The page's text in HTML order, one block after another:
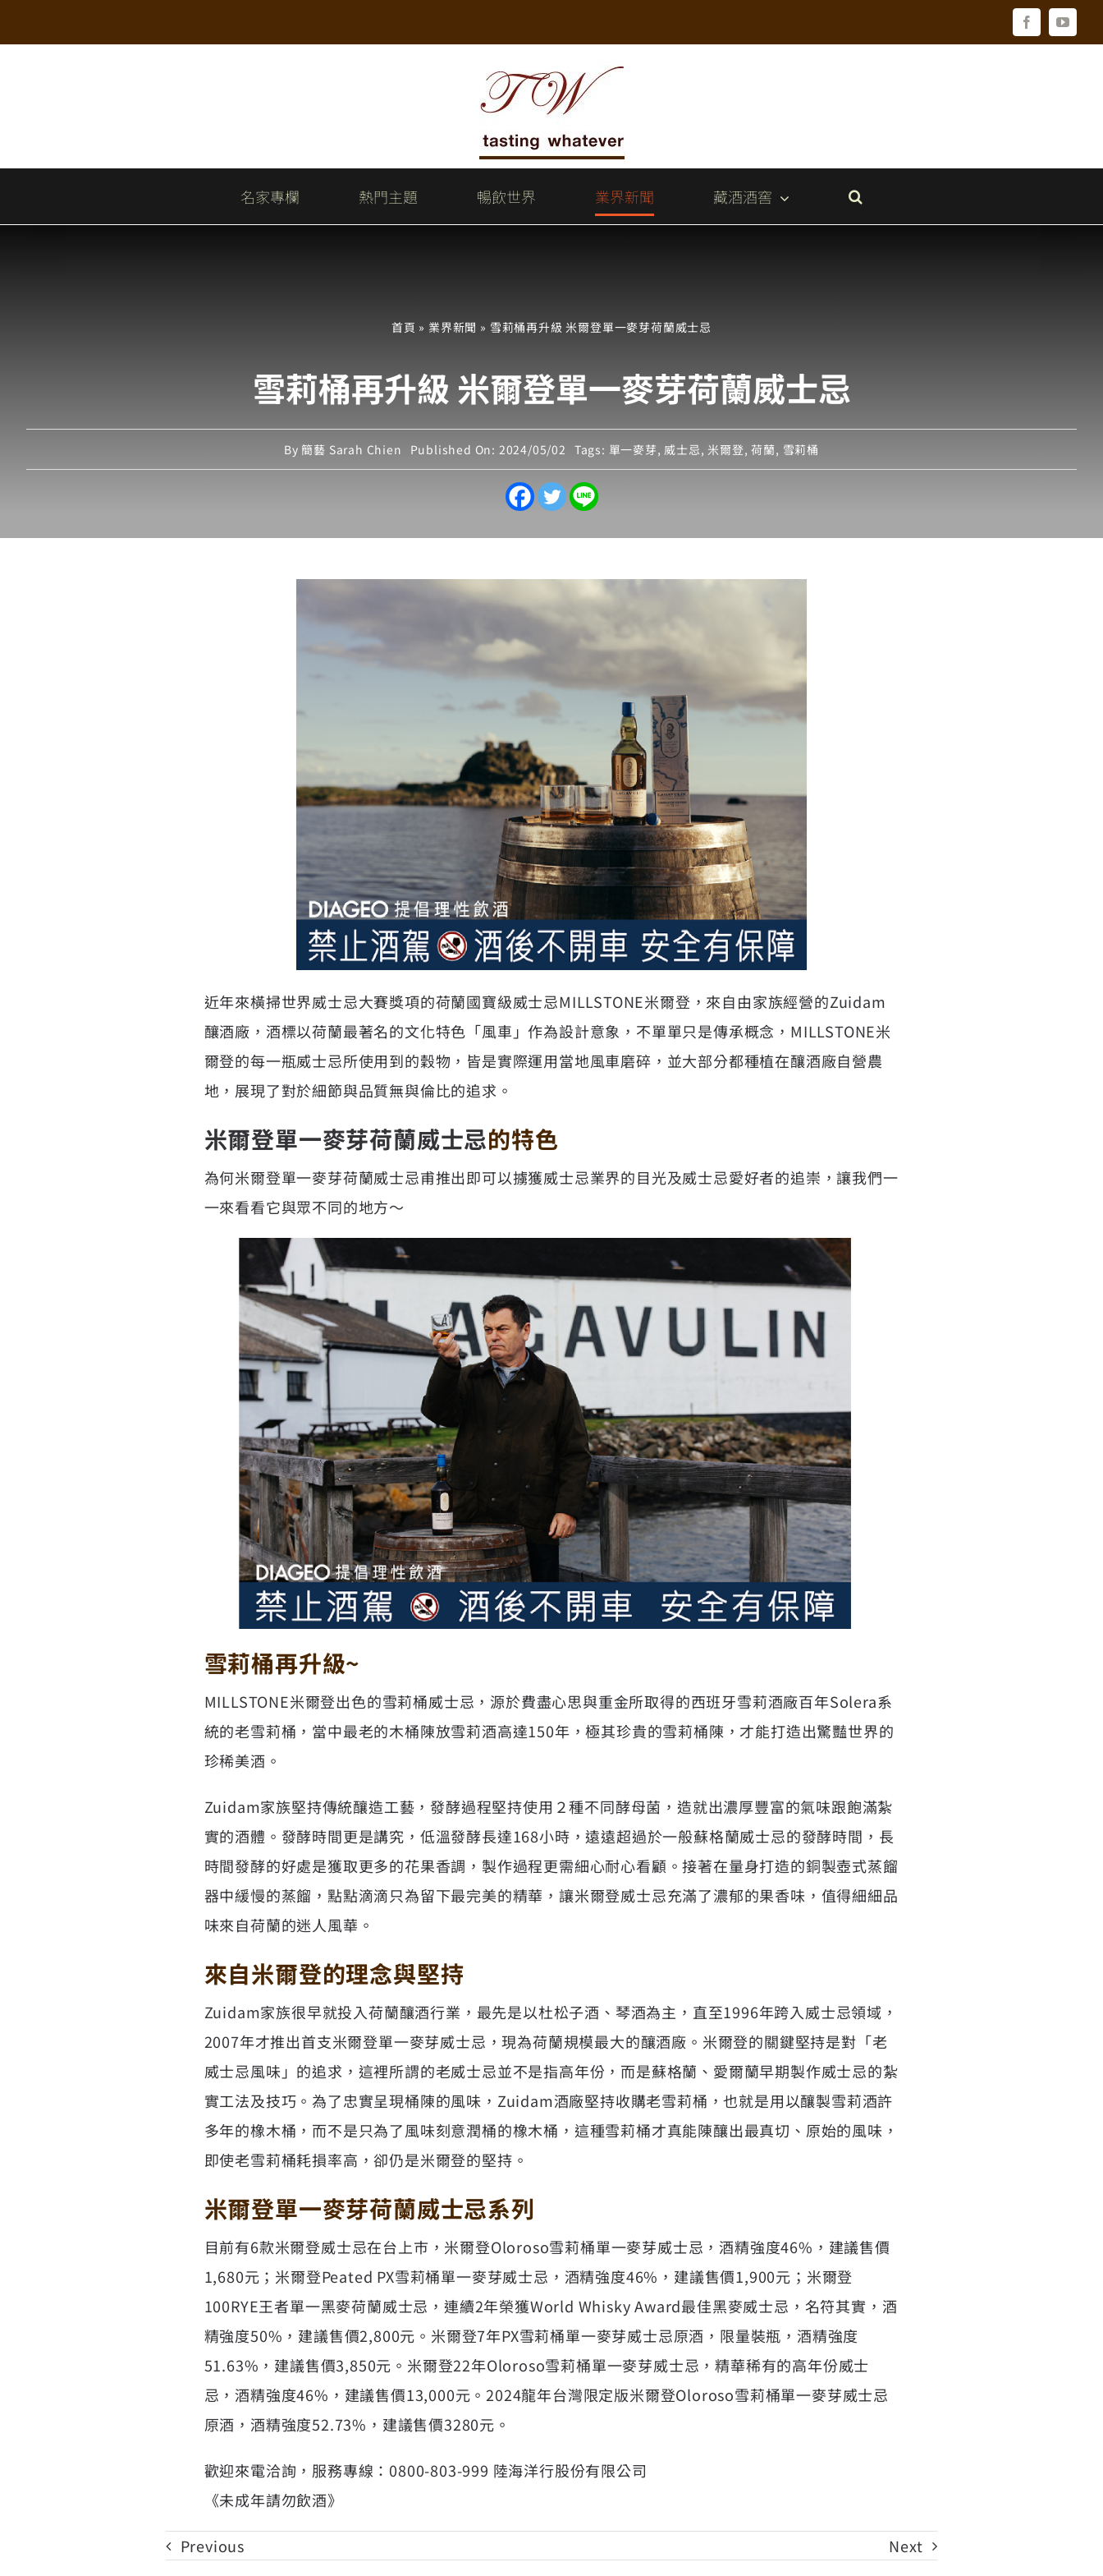
to
Facebook
名家專欄 熱門主題 暢飲世界 業界新聞 藏酒酒窖
首頁 » 業界新聞 » 雪莉桶再升級 米爾登單一麥芽荷蘭威士忌
雪莉桶再升級 米爾登單一麥芽荷蘭威士忌
By 簡藝 Sarah Chien Published On: 2024/05/02 Tags: 單一麥芽, 威士忌, 米爾登,荷蘭, 雪莉桶
近年來橫掃世界威士忌大賽獎項的荷蘭國寶級威士忌MILLSTONE米爾登，來自由家族經營的Zuidam
釀酒廠，酒標以荷蘭最著名的文化特色「風車」作為設計意象，不單單只是傳承概念，MILLSTONE米
爾登的每一瓶威士忌所使用到的穀物，皆是實際運用當地風車磨碎，並大部分都種植在釀酒廠自營農
地，展現了對於細節與品質無與倫比的追求。
米爾登單一麥芽荷蘭威士忌的特色
為何米爾登單一麥芽荷蘭威士忌甫推出即可以擄獲威士忌業界的目光及威士忌愛好者的追崇，讓我們一
一來看看它與眾不同的地方～
雪莉桶再升級~
MILLSTONE米爾登出色的雪莉桶威士忌，源於費盡心思與重金所取得的西班牙雪莉酒廠百年Solera系
統的老雪莉桶，當中最老的木桶陳放雪莉酒高達150年，極其珍貴的雪莉桶陳，才能打造出驚豔世界的
珍稀美酒。
Zuidam家族堅持傳統釀造工藝，發酵過程堅持使用２種不同酵母菌，造就出濃厚豐富的氣味跟飽滿紮
實的酒體。發酵時間更是講究，低溫發酵長達168小時，遠遠超過於一般蘇格蘭威士忌的發酵時間，長
時間發酵的好處是獲取更多的花果香調，製作過程更需細心耐心看顧。接著在量身打造的銅製壺式蒸餾
器中緩慢的蒸餾，點點滴滴只為留下最完美的精華，讓米爾登威士忌充滿了濃郁的果香味，值得細細品
味來自荷蘭的迷人風華。
來自米爾登的理念與堅持
Zuidam家族很早就投入荷蘭釀酒行業，最先是以杜松子酒、琴酒為主，直至1996年跨入威士忌領域，
2007年才推出首支米爾登單一麥芽威士忌，現為荷蘭規模最大的釀酒廠。米爾登的關鍵堅持是對「老
威士忌風味」的追求，這裡所謂的老威士忌並不是指高年份，而是蘇格蘭、愛爾蘭早期製作威士忌的紮
實工法及技巧。為了忠實呈現桶陳的風味，Zuidam酒廠堅持收購老雪莉桶，也就是用以釀製雪莉酒許
多年的橡木桶，而不是只為了風味刻意潤桶的橡木桶，這種雪莉桶才真能陳釀出最真切、原始的風味，
即使老雪莉桶耗損率高，卻仍是米爾登的堅持。
米爾登單一麥芽荷蘭威士忌系列
目前有6款米爾登威士忌在台上巿，米爾登Oloroso雪莉桶單一麥芽威士忌，酒精強度46%，建議售價
1,680元；米爾登Peated PX雪莉桶單一麥芽威士忌，酒精強度46%，建議售價1,900元；米爾登
100RYE王者單一黑麥荷蘭威士忌，連續2年榮獲World Whisky Award最佳黑麥威士忌，名符其實，酒
精強度50%，建議售價2,800元。米爾登7年PX雪莉桶單一麥芽威士忌原酒，限量裝瓶，酒精強度
51.63%，建議售價3,850元。米爾登22年Oloroso雪莉桶單一麥芽威士忌，精華稀有的高年份威士
忌，酒精強度46%，建議售價13,000元。2024龍年台灣限定版米爾登Oloroso雪莉桶單一麥芽威士忌
原酒，酒精強度52.73%，建議售價3280元。
歡迎來電洽詢，服務專線：0800-803-999 陸海洋行股份有限公司
《未成年請勿飲酒》
Previous Next